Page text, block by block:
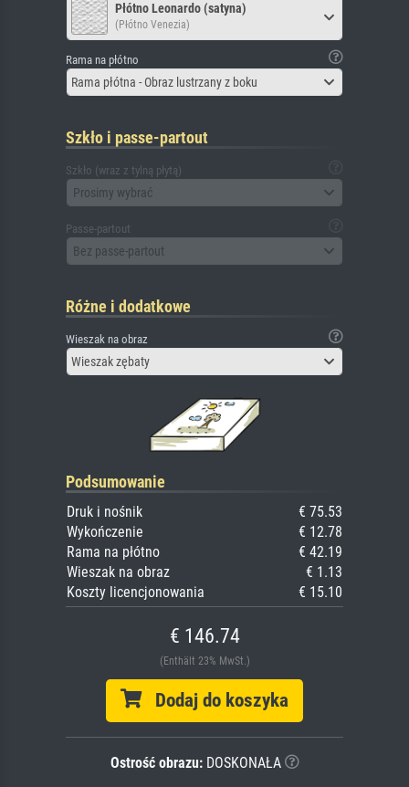
Płótno Leonardo (satyna)
(Płótno Venezia)
Rama na płótno
Rama płótna - Obraz lustrzany z boku
Szkło i passe-partout
Szkło (wraz z tylną płytą)
Prosimy wybrać
Passe-partout
Bez passe-partout
Różne i dodatkowe
Wieszak na obraz
Wieszak zębaty
Podsumowanie
Druk i nośnik
€ 75.53
Wykończenie
€ 12.78
Rama na płótno
€ 42.19
Wieszak na obraz
€ 1.13
Koszty licencjonowania
€ 15.10
€ 146.74
(Enthält 23% MwSt.)
Dodaj do koszyka
Ostrość obrazu:DOSKONAŁA